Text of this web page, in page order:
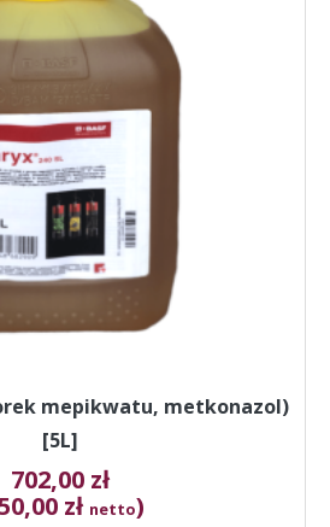
mepikwatu, metkonazol)
[5L]
702,00 zł
zł netto)